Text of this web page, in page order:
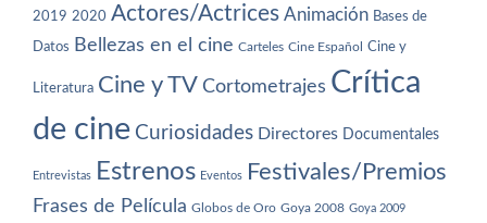
2019 2020 Actores/Actrices Animación Bases de
Datos Bellezas en el cine Carteles Cine Español Cine y
Literatura Cine y TV Cortometrajes Crítica
de cine Curiosidades Directores Documentales
Entrevistas Estrenos Eventos Festivales/Premios
Frases de Película Globos de Oro Goya 2008 Goya 2009